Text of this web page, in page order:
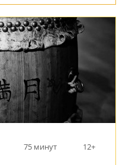
75 минут 12+